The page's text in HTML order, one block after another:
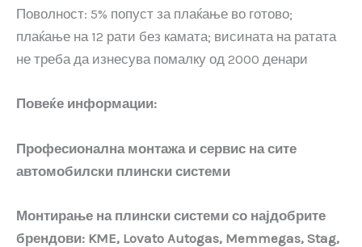
Поволност: 5% попуст за плаќање во готово;
плаќање на 12 рати без камата; висината на ратата
не треба да изнесува помалку од 2000 денари
Повеќе информации:
Професионална монтажа и сервис на сите
автомобилски плински системи
Монтирање на плински системи со најдобрите
брендови: KME, Lovato Autogas, Memmegas, Stag,